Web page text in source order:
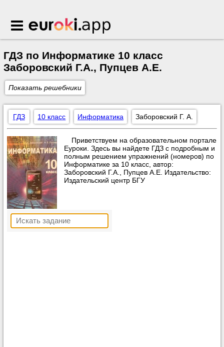
Euroki.app
ГДЗ по Информатике 10 класс
Заборовский Г.А., Пупцев А.Е.
Показать решебники
ГДЗ 10 класс Информатика Заборовский Г. А.
Приветствуем на образовательном портале
Еуроки. Здесь вы найдете ГДЗ с подробным и
полным решением упражнений (номеров) по
Информатике за 10 класс, автор:
Заборовский Г.А., Пупцев А.Е. Издательство:
Издательский центр БГУ